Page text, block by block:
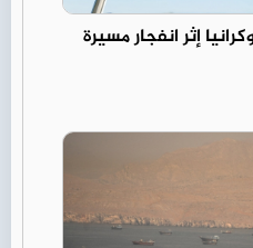
إثر انفجار مسيرة